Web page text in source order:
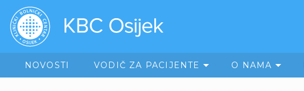
NOVOSTI VODIČ ZA PACIJENTE O NAMA